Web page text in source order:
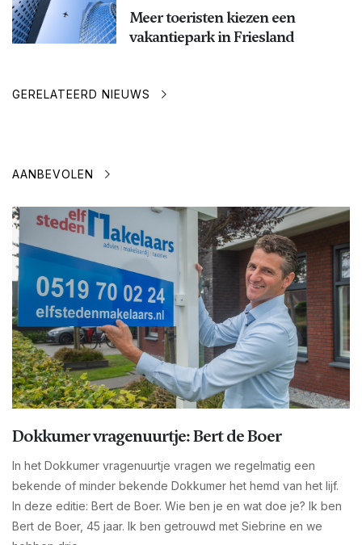
Meer toeristen kiezen een
vakantiepark in Friesland
GERELATEERD NIEUWS
AANBEVOLEN
Dokkumer vragenuurtje: Bert de Boer
In het Dokkumer vragenuurtje vragen we regelmatig een
bekende of minder bekende Dokkumer het hemd van het lijf.
In deze editie: Bert de Boer. Wie ben je en wat doe je? Ik ben
Bert de Boer, 45 jaar. Ik ben getrouwd met Siebrine en we